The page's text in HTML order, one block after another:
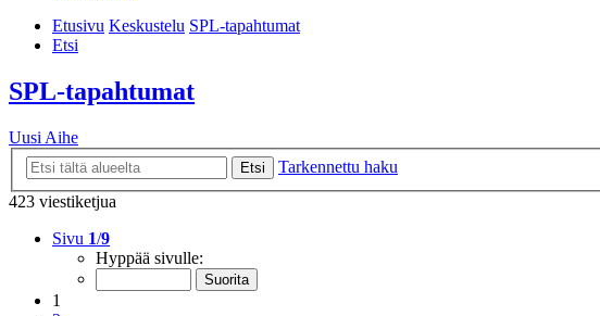
Etusivu Keskustelu SPL-tapahtumat
Etsi
SPL-tapahtumat
Uusi Aihe
Etsi
Tarkennettu haku
423 viestiketjua
Sivu 1/9
Hyppää sivulle:
1